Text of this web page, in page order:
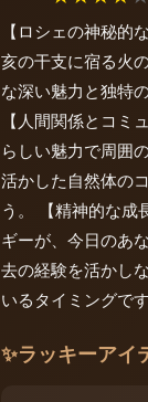
【ロシェの神秘的
亥の干支に宿る火
な深い魅力と独特
【人間関係とコミ
らしい魅力で周囲
活かした自然体の
う。 【精神的な成
ギーが、今日のあ
去の経験を活かし
いるタイミングです
✨ラッキーアイ